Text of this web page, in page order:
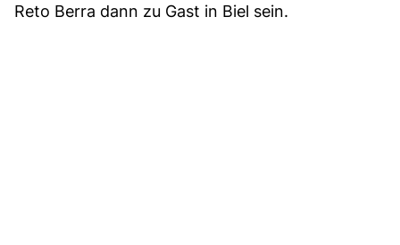
Reto Berra dann zu Gast in Biel sein.